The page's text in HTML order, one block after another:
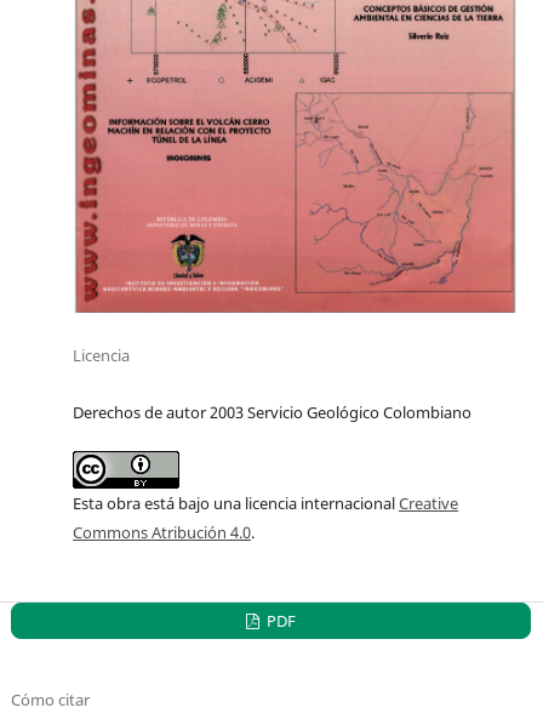
Licencia
Derechos de autor 2003 Servicio Geológico Colombiano
Esta obra está bajo una licencia internacionalCreative
Commons Atribución 4.0.
PDF
Cómo citar